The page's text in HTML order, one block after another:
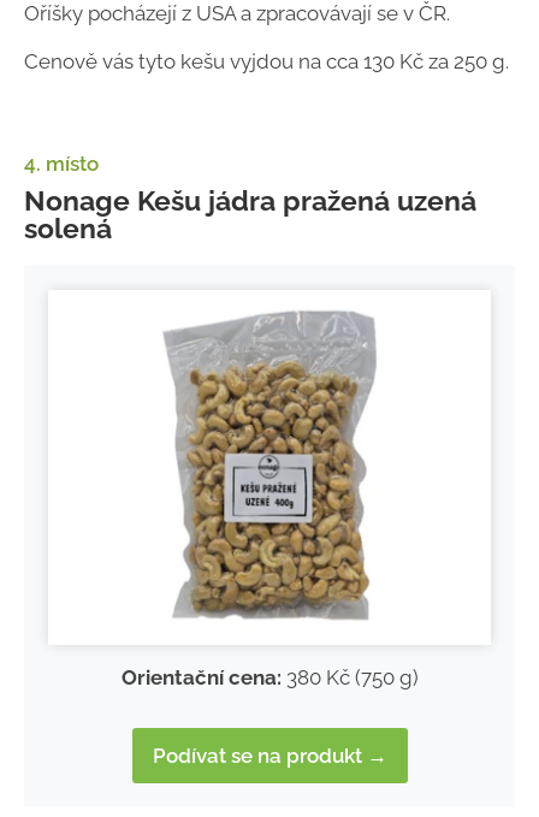
Oříšky pocházejí z USA a zpracovávají se v ČR.
Cenově vás tyto kešu vyjdou na cca 130 Kč za 250 g.
4. místo
Nonage Kešu jádra pražená uzená
solená
Orientační cena: 380 Kč (750 g)
Podívat se na produkt →